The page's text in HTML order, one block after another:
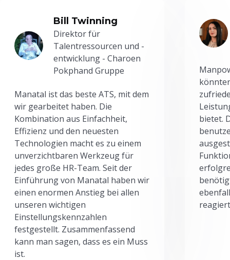
Bill Twinning
Direktor für
Talentressourcen und -
entwicklung - Charoen
Pokphand Gruppe
Manatal ist das beste ATS, mit dem
wir gearbeitet haben. Die
Kombination aus Einfachheit,
Effizienz und den neuesten
Technologien macht es zu einem
unverzichtbaren Werkzeug für
jedes große HR-Team. Seit der
Einführung von Manatal haben wir
einen enormen Anstieg bei allen
unseren wichtigen
Einstellungskennzahlen
festgestellt. Zusammenfassend
kann man sagen, dass es ein Muss
ist.
bietet.